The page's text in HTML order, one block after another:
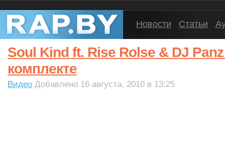
Новости Статьи
Soul Kind ft. Rise Rolse & DJ
комплекте
Видео Добавлено 16 августа, 2010 в 13:25